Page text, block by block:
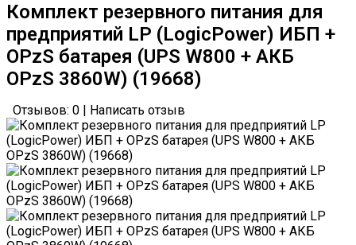
Комплект резервного питания для
предприятий LP (LogicPower) ИБП +
OPzS батарея (UPS W800 + АКБ
OPzS 3860W) (19668)
Отзывов: 0 Написать отзыв